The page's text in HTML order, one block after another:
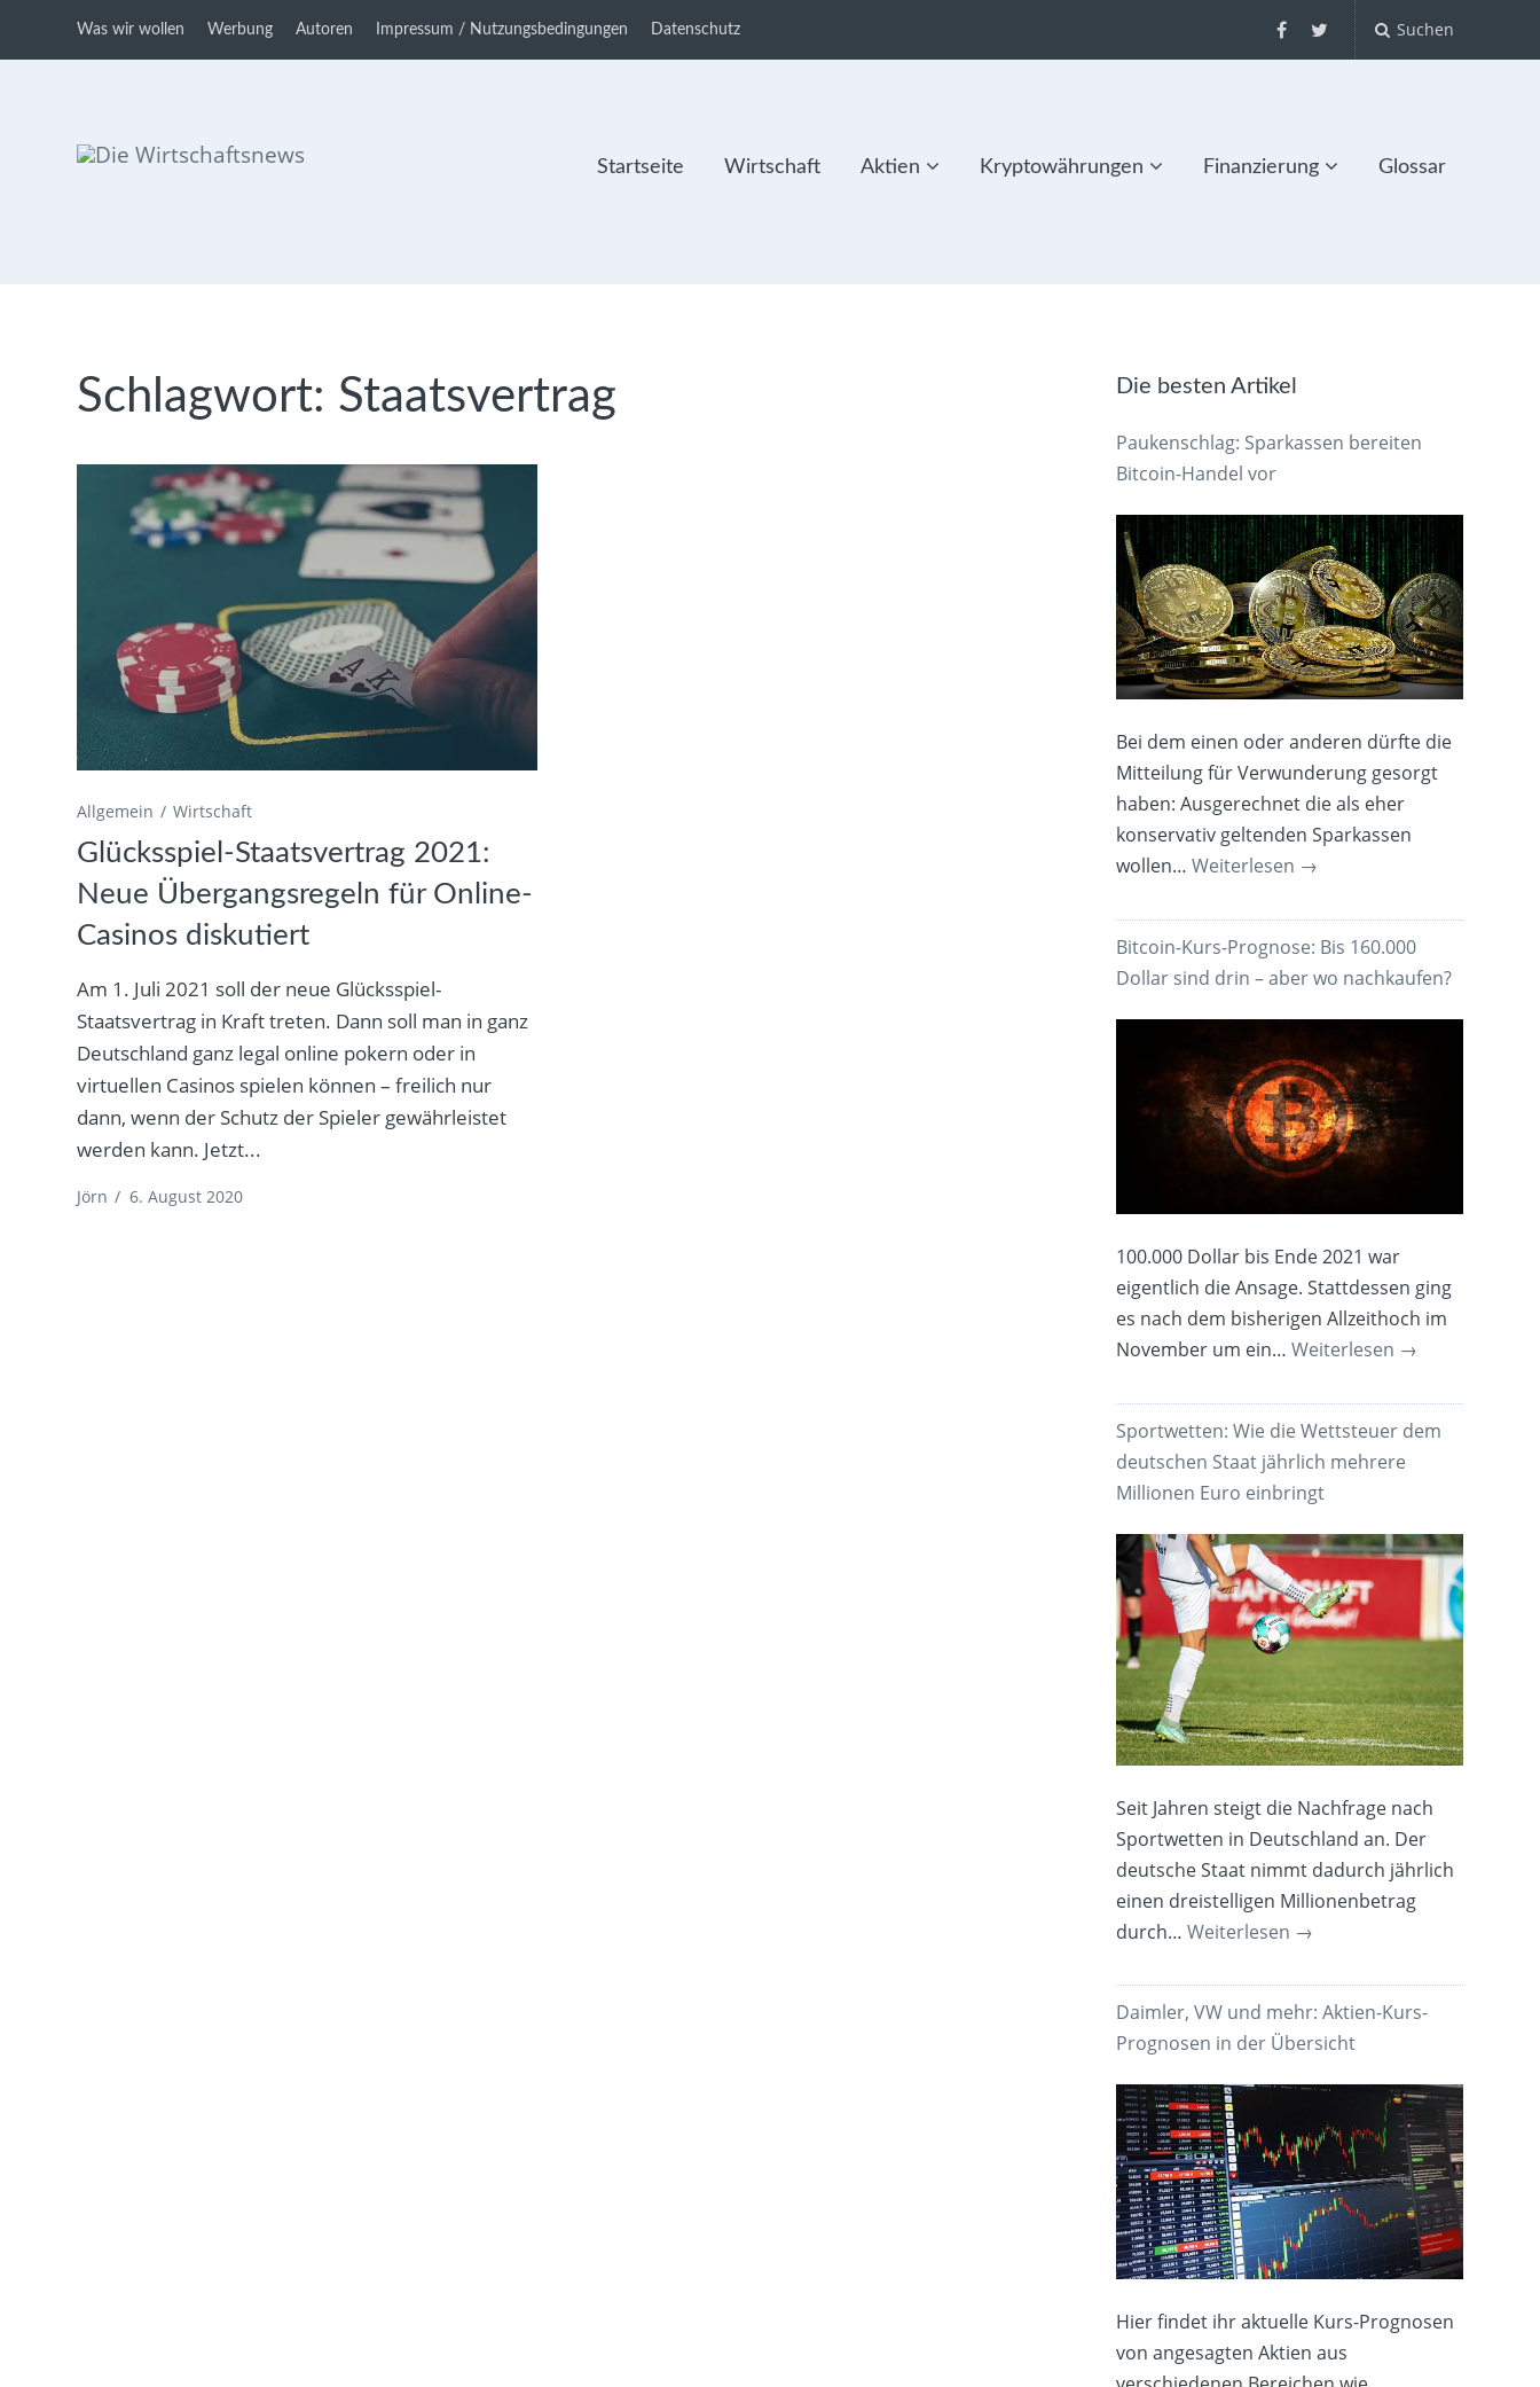
Was wir wollen Werbung Autoren Impressum / Nutzungsbedingungen Datenschutz Suchen
Startseite Wirtschaft Aktien Kryptowährungen Finanzierung Glossar
Schlagwort: Staatsvertrag
Allgemein Wirtschaft
Glücksspiel-Staatsvertrag 2021:
Neue Übergangsregeln für Online-
Casinos diskutiert
Am 1. Juli 2021 soll der neue Glücksspiel-
Staatsvertrag in Kraft treten. Dann soll man in ganz
Deutschland ganz legal online pokern oder in
virtuellen Casinos spielen können – freilich nur
dann, wenn der Schutz der Spieler gewährleistet
werden kann. Jetzt...
Jörn / 6. August 2020
Die besten Artikel
Paukenschlag: Sparkassen bereiten
Bitcoin-Handel vor
Bei dem einen oder anderen dürfte die
Mitteilung für Verwunderung gesorgt
haben: Ausgerechnet die als eher
konservativ geltenden Sparkassen
wollen…Weiterlesen →
Bitcoin-Kurs-Prognose: Bis 160.000
Dollar sind drin – aber wo nachkaufen?
100.000 Dollar bis Ende 2021 war
eigentlich die Ansage. Stattdessen ging
es nach dem bisherigen Allzeithoch im
November um ein…Weiterlesen →
Sportwetten: Wie die Wettsteuer dem
deutschen Staat jährlich mehrere
Millionen Euro einbringt
Seit Jahren steigt die Nachfrage nach
Sportwetten in Deutschland an. Der
deutsche Staat nimmt dadurch jährlich
einen dreistelligen Millionenbetrag
durch…Weiterlesen →
Daimler, VW und mehr: Aktien-Kurs-
Prognosen in der Übersicht
Hier findet ihr aktuelle Kurs-Prognosen
von angesagten Aktien aus